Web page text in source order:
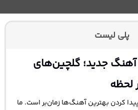
پلی لیست
آهنگ جدید؛ گلچین‌های
لحظه
کردن بهترین آهنگ‌ها زمان‌بر است. ما